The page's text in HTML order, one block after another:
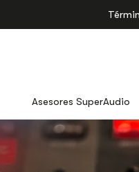
Asesores SuperAudio